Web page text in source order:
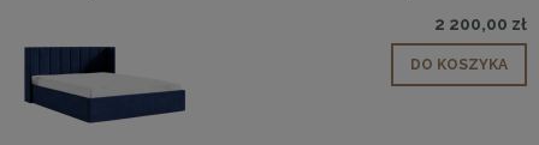
2 200,00 zł
DO KOSZYKA